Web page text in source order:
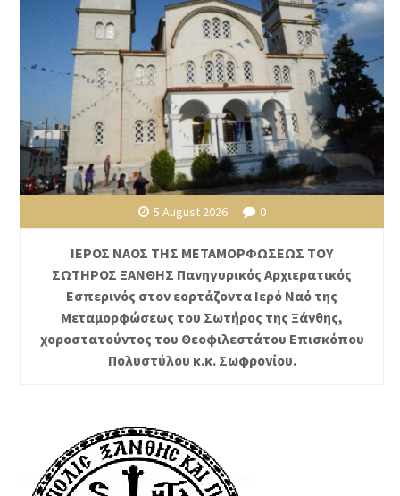
5 August 2026 0
ΙΕΡΟΣ ΝΑΟΣ ΤΗΣ ΜΕΤΑΜΟΡΦΩΣΕΩΣ ΤΟΥ
ΣΩΤΗΡΟΣ ΞΑΝΘΗΣ Πανηγυρικός Αρχιερατικός
Εσπερινός στον εορτάζοντα Ιερό Ναό της
Μεταμορφώσεως του Σωτήρος της Ξάνθης,
χοροστατούντος του Θεοφιλεστάτου Επισκόπου
Πολυστύλου κ.κ. Σωφρονίου.